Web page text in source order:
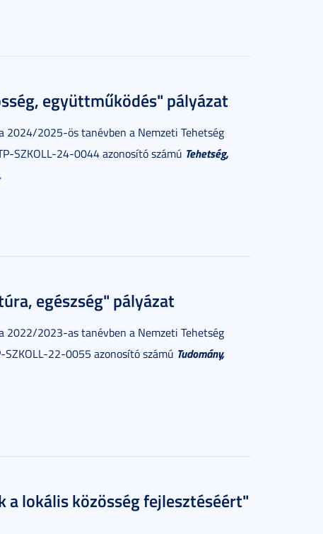
együttműködés" pályázat
2024/2025-ös tanévben a Nemzeti Tehetség
SZKOLL-24-0044 azonosító számú Tehetség,
egészség" pályázat
2022/2023-as tanévben a Nemzeti Tehetség
22-0055 azonosító számú Tudomány,
a lokális közösség fejlesztéséért"